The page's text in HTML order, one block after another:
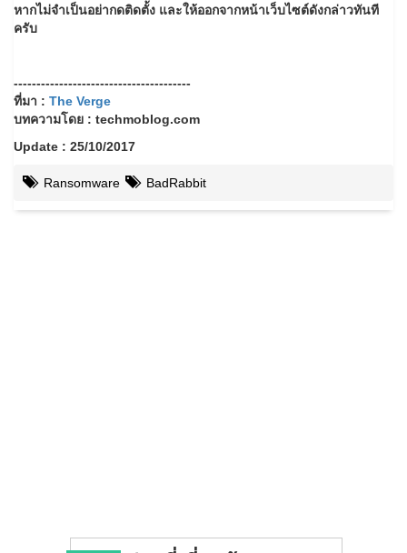
หากไม่จำเป็นอย่ากดติดตั้ง และให้ออกจากหน้าเว็บไซต์ดังกล่าวทันที
ครับ
---------------------------------------
ที่มา : The Verge
บทความโดย : techmoblog.com
Update : 25/10/2017
Ransomware BadRabbit